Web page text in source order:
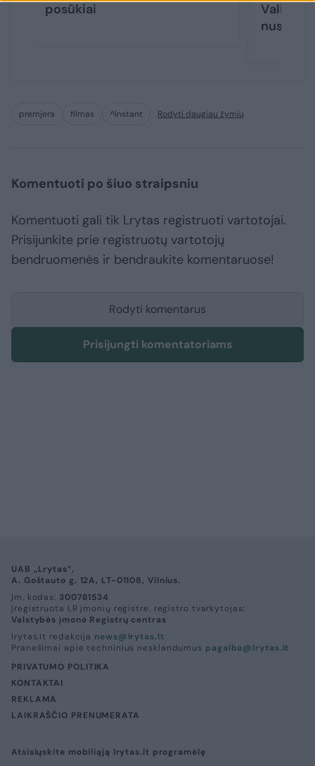
posūkiai
premjera filmas ^Instant Rodyti daugiau žymių
Komentuoti po šiuo straipsniu
Komentuoti gali tik Lrytas registruoti vartotojai.
Prisijunkite prie registruotų vartotojų
bendruomenės ir bendraukite komentaruose!
Rodyti komentarus
Prisijungti komentatoriams
UAB „Lrytas“,
A. Goštauto g. 12A, LT-01108, Vilnius.
Įm. kodas: 300781534
Įregistruota LR įmonių registre, registro tvarkytojas:
Valstybės įmonė Registrų centras
lrytas.lt redakcija news@lrytas.lt
Pranešimai apie techninius nesklandumus pagalba@lrytas.lt
PRIVATUMO POLITIKA
KONTAKTAI
REKLAMA
LAIKRAŠČIO PRENUMERATA
Atsisiųskite mobiliąją lrytas.lt programėlę